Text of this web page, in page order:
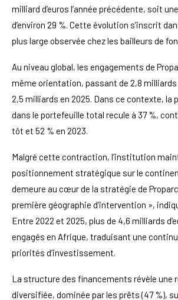
milliard d’euros l’année précédente, soit
d’environ 29 %. Cette évolution s’inscrit
plus large observée chez les bailleurs de
Au niveau global, les engagements de
même orientation, passant de 2,8 milliards
2,5 milliards en 2025. Dans ce contexte, la
dans le portefeuille total recule à 37 %,
tôt et 52 % en 2023.
Malgré cette contraction, l’institution
positionnement stratégique sur le
demeure au cœur de la stratégie de
première géographie d’intervention »,
Entre 2022 et 2025, plus de 4,6 milliards
engagés en Afrique, traduisant une
priorités d’investissement.
La structure des financements révèle une
diversifiée, dominée par les prêts (47 %),